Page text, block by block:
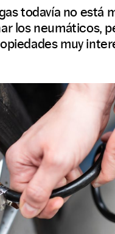
todavía no está
los neumáticos,
muy